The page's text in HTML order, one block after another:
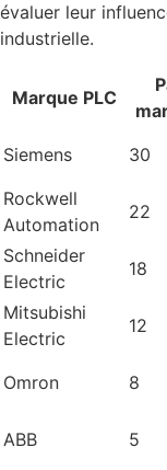
évaluer leur
industrielle.
Marque PLC
Siemens 30
Rockwell
Automation
22
Schneider
Electric
18
Mitsubishi
Electric
12
Omron
8
ABB
5